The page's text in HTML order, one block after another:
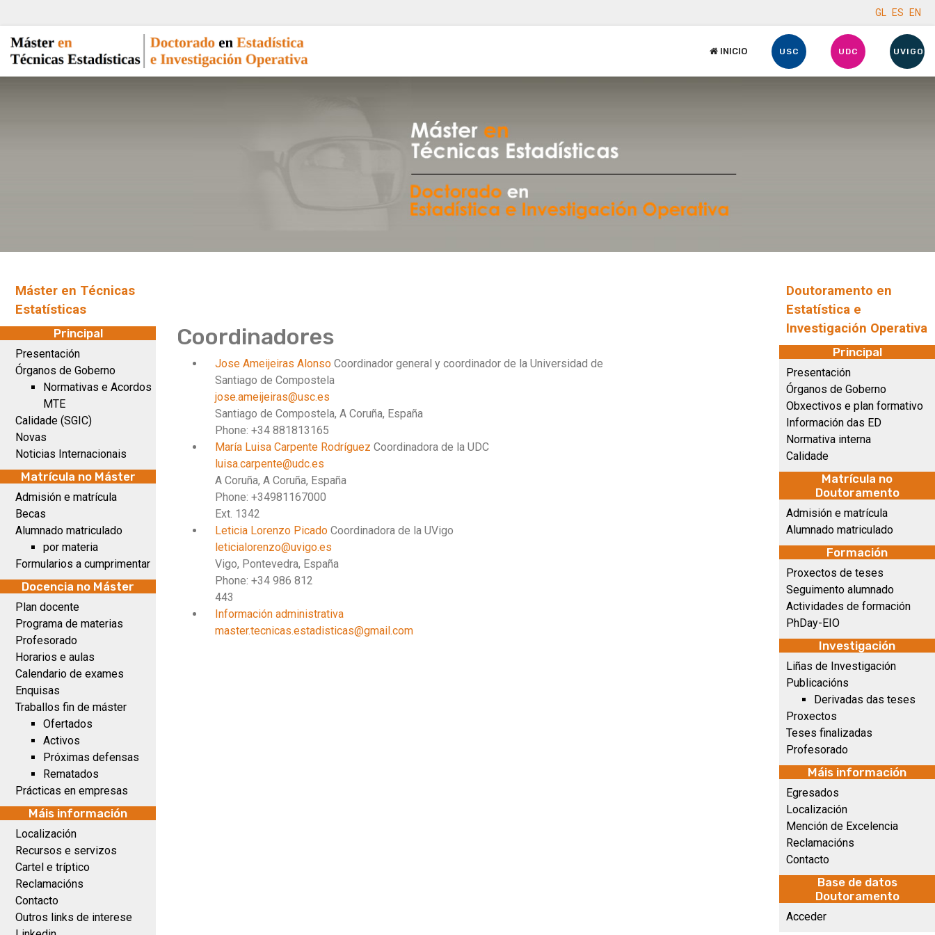
GL ES EN
INICIO USC UDC UVIGO
Máster en Técnicas
Estatísticas
Principal
Presentación
Órganos de Goberno
Normativas e Acordos
MTE
Calidade (SGIC)
Novas
Noticias Internacionais
Matrícula no Máster
Admisión e matrícula
Becas
Alumnado matriculado
por materia
Formularios a cumprimentar
Docencia no Máster
Plan docente
Programa de materias
Profesorado
Horarios e aulas
Calendario de exames
Enquisas
Traballos fin de máster
Ofertados
Activos
Próximas defensas
Rematados
Prácticas en empresas
Máis información
Localización
Recursos e servizos
Cartel e tríptico
Reclamacións
Contacto
Outros links de interese
Coordinadores
Jose Ameijeiras Alonso Coordinador general y coordinador de la Universidad de
Santiago de Compostela
jose.ameijeiras@usc.es
Santiago de Compostela, A Coruña, España
Phone: +34 881813165
María Luisa Carpente Rodríguez Coordinadora de la UDC
luisa.carpente@udc.es
A Coruña, A Coruña, España
Phone: +34981167000
Ext. 1342
Leticia Lorenzo Picado Coordinadora de la UVigo
leticialorenzo@uvigo.es
Vigo, Pontevedra, España
Phone: +34 986 812
443
Información administrativa
master.tecnicas.estadisticas@gmail.com
Doutoramento en
Estatística e
Investigación Operativa
Principal
Presentación
Órganos de Goberno
Obxectivos e plan formativo
Información das ED
Normativa interna
Calidade
Matrícula no
Doutoramento
Admisión e matrícula
Alumnado matriculado
Formación
Proxectos de teses
Seguimento alumnado
Actividades de formación
PhDay-EIO
Investigación
Liñas de Investigación
Publicacións
Derivadas das teses
Proxectos
Teses finalizadas
Profesorado
Máis información
Egresados
Localización
Mención de Excelencia
Reclamacións
Contacto
Base de datos
Doutoramento
Acceder